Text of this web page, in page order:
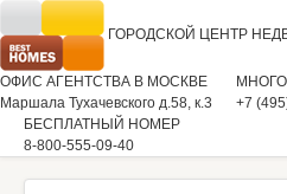
ГОРОДСКОЙ ЦЕНТР
ОФИС АГЕНТСТВА В МОСКВЕ
Маршала Тухачевского д.58, к.3
+7
БЕСПЛАТНЫЙ НОМЕР
8-800-555-09-40